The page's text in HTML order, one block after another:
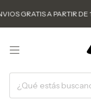
GRATIS A PARTIR DE